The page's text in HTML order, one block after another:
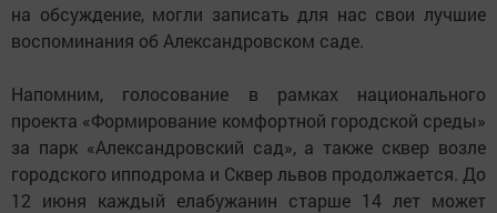
на обсуждение, могли записать для нас свои лучшие
воспоминания об Александровском саде.
Напомним, голосование в рамках национального
проекта «Формирование комфортной городской среды»
за парк «Александровский сад», а также сквер возле
городского ипподрома и Сквер львов продолжается. До
12 июня каждый елабужанин старше 14 лет может